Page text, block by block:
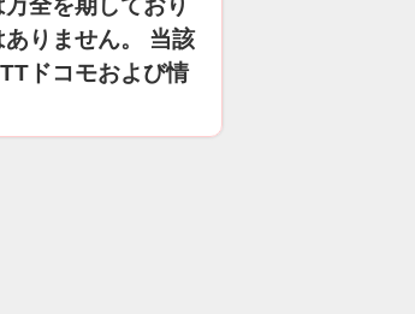
全を期しており
りません。 当該
ドコモおよび情